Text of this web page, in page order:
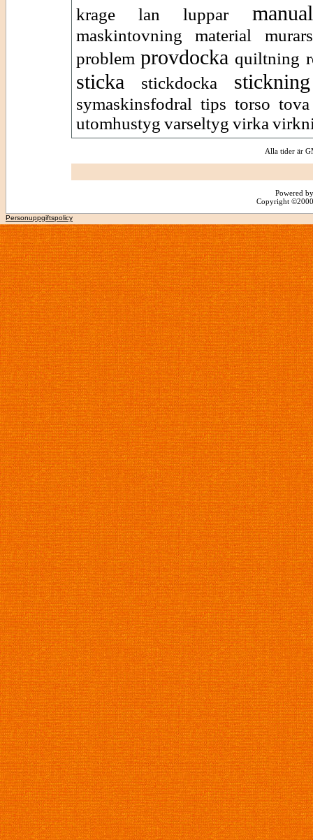
krage
lan luppar manual
maskintovning material
problem provdocka quiltning
sticka stickdocka stickning
symaskinsfodral tips torso tova
utomhustyg varseltyg virka
Alla tider är
Powered
Copyright
Personuppgiftspolicy